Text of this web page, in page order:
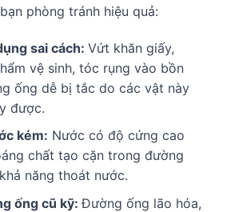
phòng tránh hiệu quả:
sai cách: Vứt khăn giấy,
vệ sinh, tóc rụng vào bồn
ống dễ bị tắc do các vật này
được.
kém: Nước có độ cứng cao
chất tạo cặn trong đường
năng thoát nước.
ống cũ kỹ:Đường ống lão hóa,